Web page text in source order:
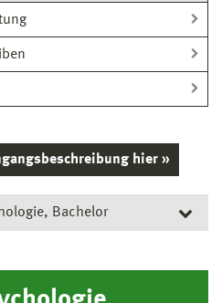
hier »
Bachelor